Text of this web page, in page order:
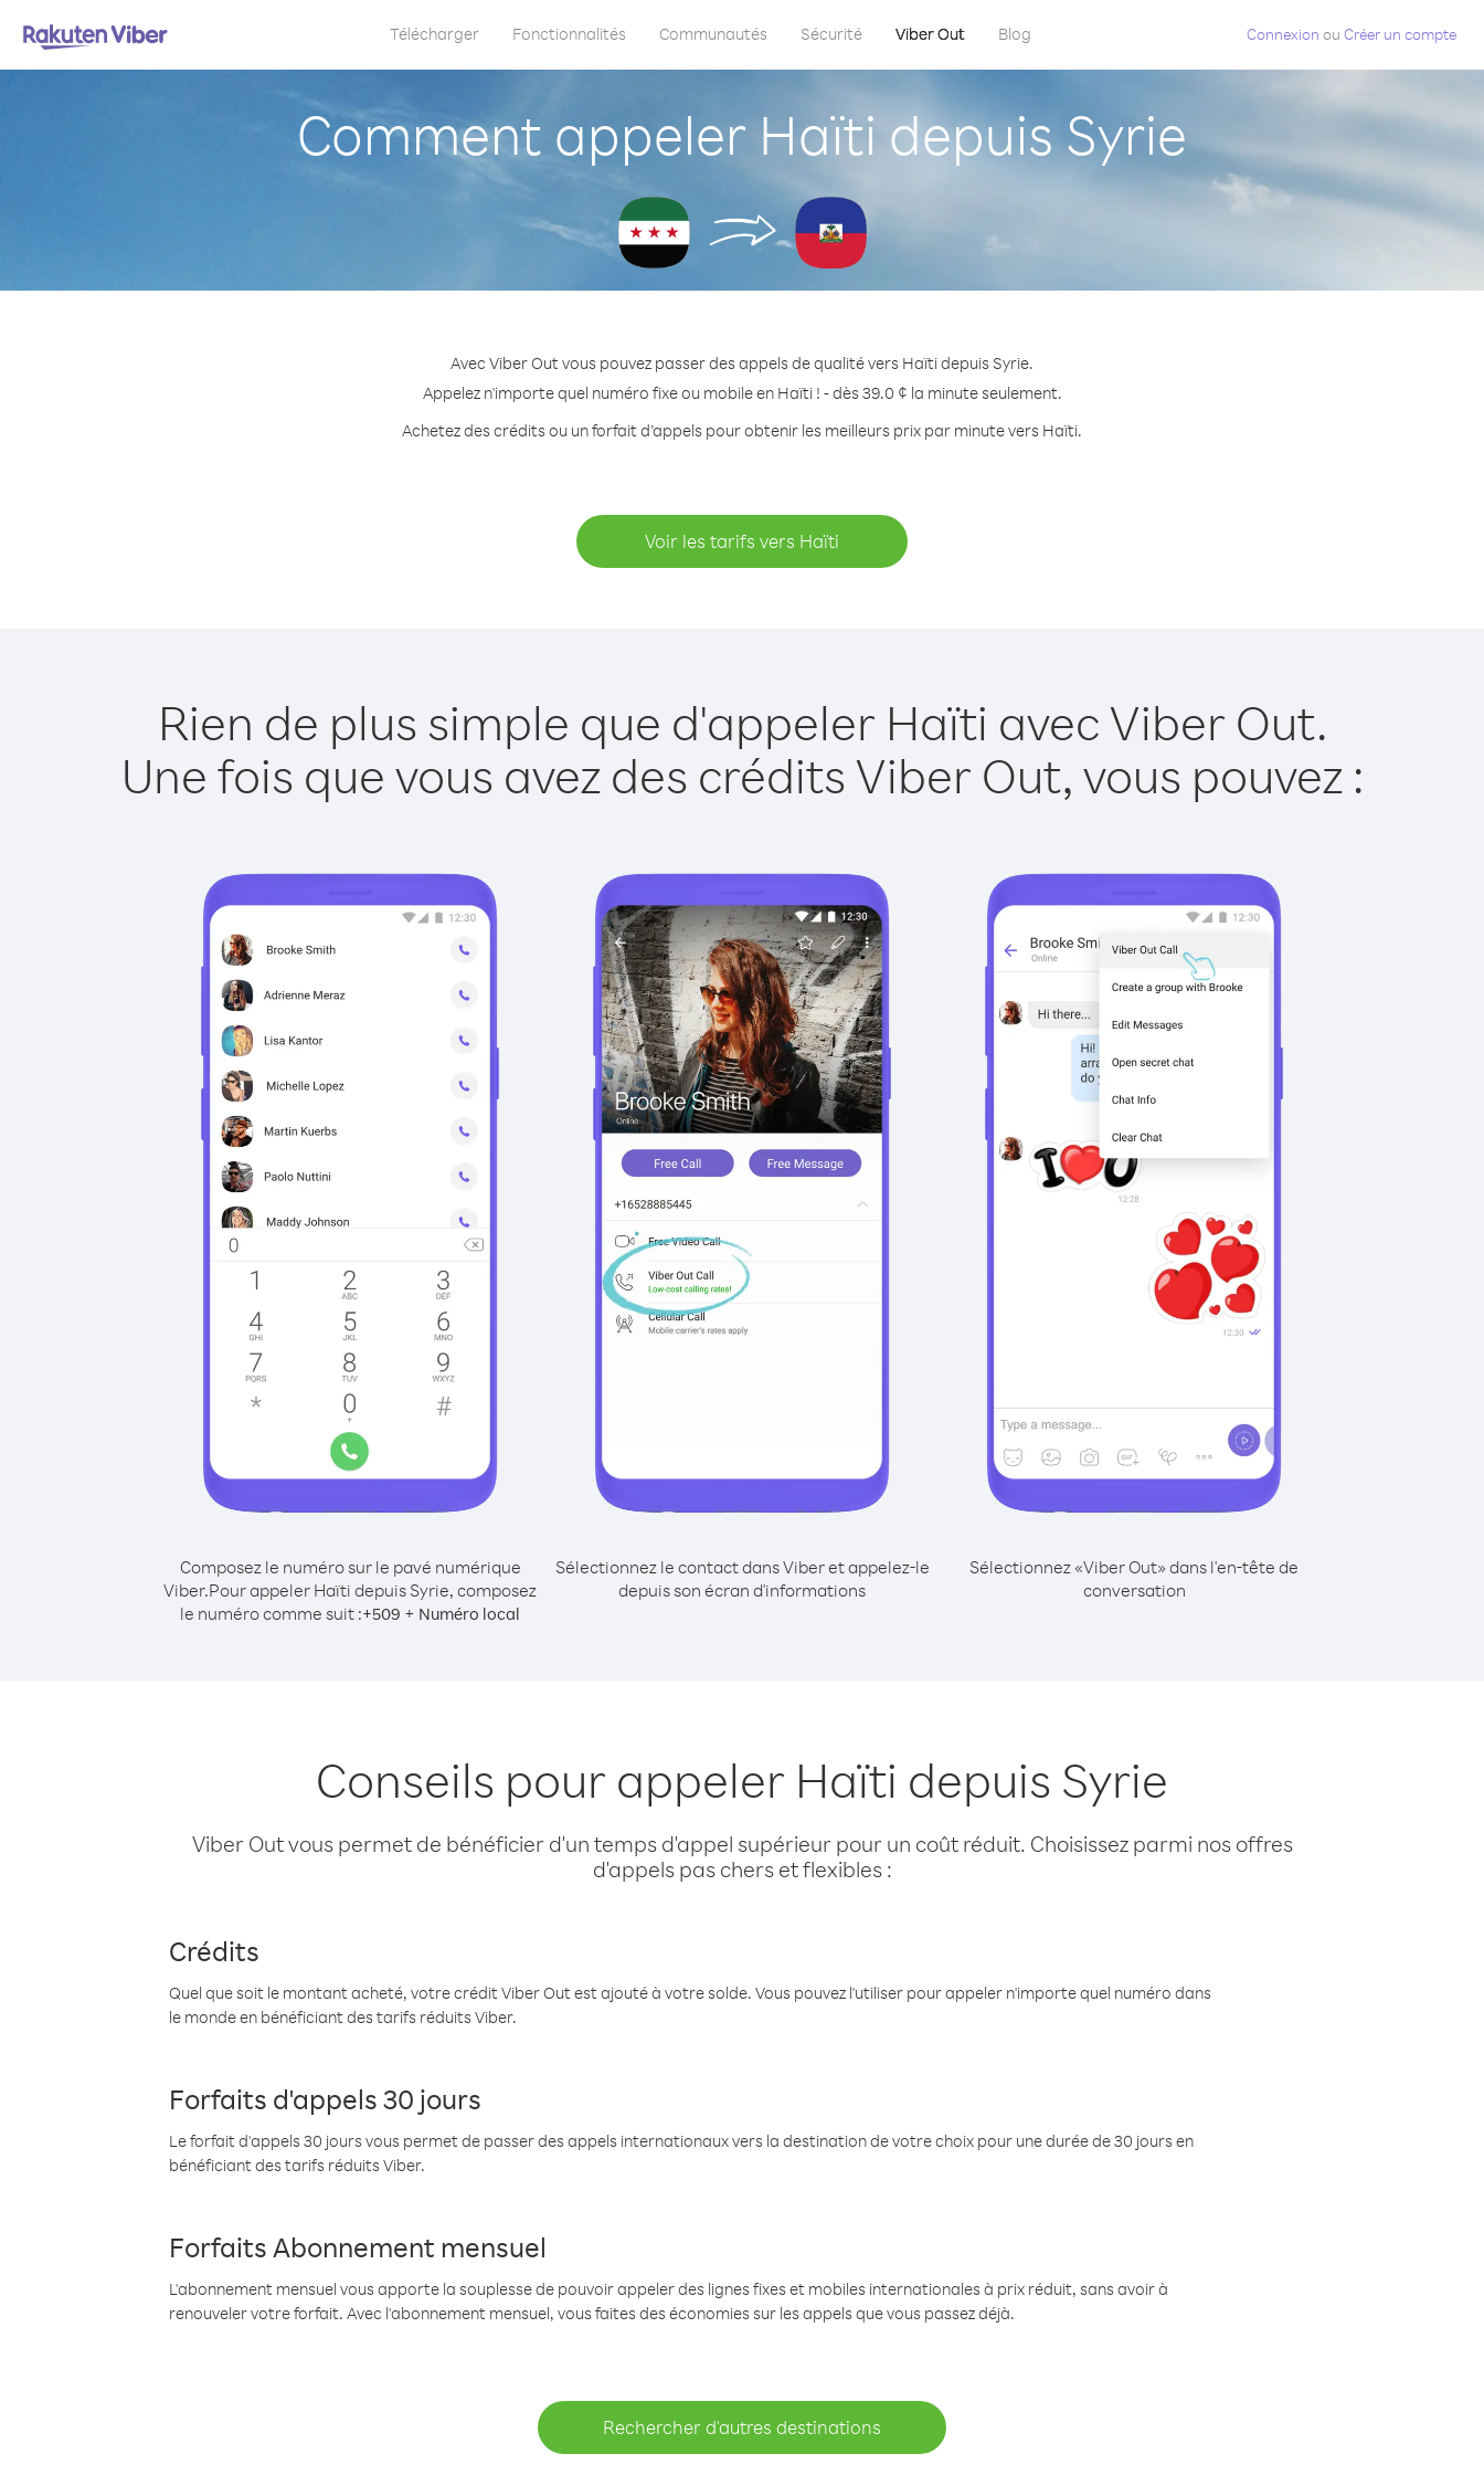
Télécharger Fonctionnalités Communautés Sécurité Viber Out Blog Connexion ou Créer un compte
Comment appeler Haïti depuis Syrie
Avec Viber Out vous pouvez passer des appels de qualité vers Haïti depuis Syrie.
Appelez n'importe quel numéro fixe ou mobile en Haïti ! - dès 39.0 ¢ la minute seulement.
Achetez des crédits ou un forfait d’appels pour obtenir les meilleurs prix par minute vers Haïti.
Voir les tarifs vers Haïti
Rien de plus simple que d'appeler Haïti avec Viber Out.
Une fois que vous avez des crédits Viber Out, vous pouvez :
Composez le numéro sur le pavé numérique
Viber.Pour appeler Haïti depuis Syrie, composez
le numéro comme suit :+509 + Numéro local
Sélectionnez le contact dans Viber et appelez-le
depuis son écran d'informations
Sélectionnez «Viber Out» dans l'en-tête de
conversation
Conseils pour appeler Haïti depuis Syrie
Viber Out vous permet de bénéficier d'un temps d'appel supérieur pour un coût réduit. Choisissez parmi nos offres
d'appels pas chers et flexibles :
Crédits
Quel que soit le montant acheté, votre crédit Viber Out est ajouté à votre solde. Vous pouvez l'utiliser pour appeler n'importe quel numéro dans
le monde en bénéficiant des tarifs réduits Viber.
Forfaits d'appels 30 jours
Le forfait d'appels 30 jours vous permet de passer des appels internationaux vers la destination de votre choix pour une durée de 30 jours en
bénéficiant des tarifs réduits Viber.
Forfaits Abonnement mensuel
L'abonnement mensuel vous apporte la souplesse de pouvoir appeler des lignes fixes et mobiles internationales à prix réduit, sans avoir à
renouveler votre forfait. Avec l'abonnement mensuel, vous faites des économies sur les appels que vous passez déjà.
Rechercher d'autres destinations